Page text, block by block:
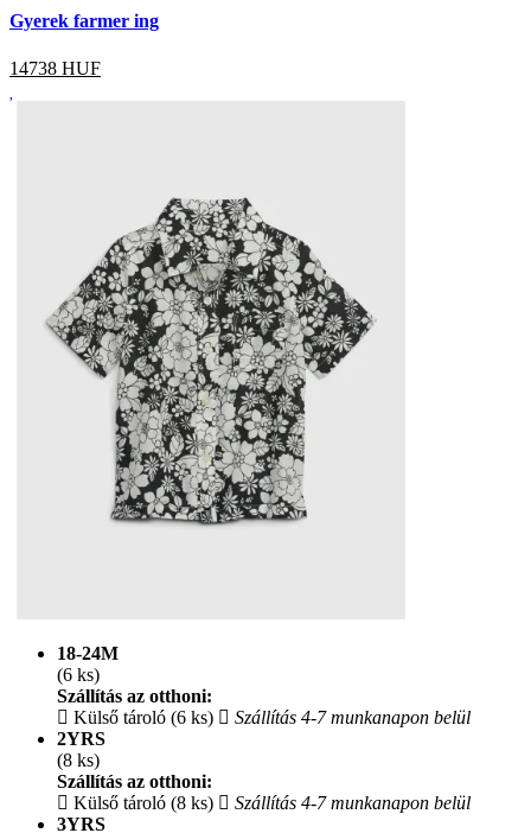
Gyerek farmer ing
14738 HUF
18-24M
(6 ks)
Szállítás az otthoni:
Külső tároló (6 ks)
Szállítás 4-7 munkanapon belül
2YRS
(8 ks)
Szállítás az otthoni:
Külső tároló (8 ks)
Szállítás 4-7 munkanapon belül
3YRS